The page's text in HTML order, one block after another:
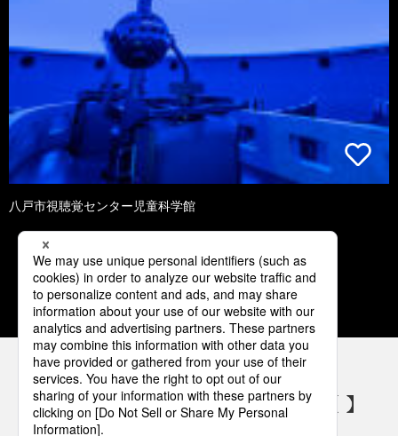
八戸市視聴覚センター児童科学館
1 2 3 4 5
パナソニックの電気設備 SNSアカウント